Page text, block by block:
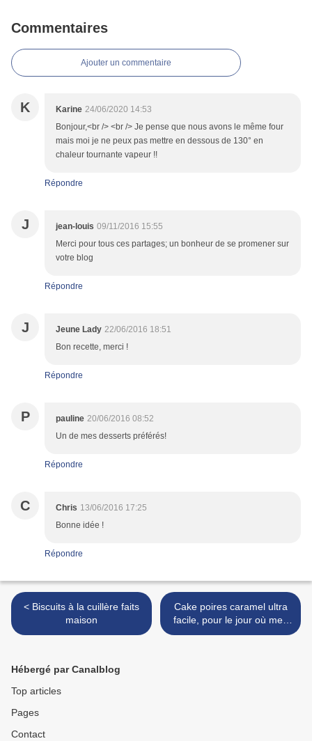
Commentaires
Ajouter un commentaire
K Karine 24/06/2020 14:53
Bonjour,<br /> <br /> Je pense que nous avons le même four
mais moi je ne peux pas mettre en dessous de 130° en
chaleur tournante vapeur !!
Répondre
J jean-louis 09/11/2016 15:55
Merci pour tous ces partages; un bonheur de se promener sur
votre blog
Répondre
J Jeune Lady 22/06/2016 18:51
Bon recette, merci !
Répondre
P pauline 20/06/2016 08:52
Un de mes desserts préférés!
Répondre
C Chris 13/06/2016 17:25
Bonne idée !
Répondre
< Biscuits à la cuillère faits
maison
Cake poires caramel ultra
facile, pour le jour où mes
enfants auront encore envie
Hébergé par Canalblog
Top articles
Pages
Contact